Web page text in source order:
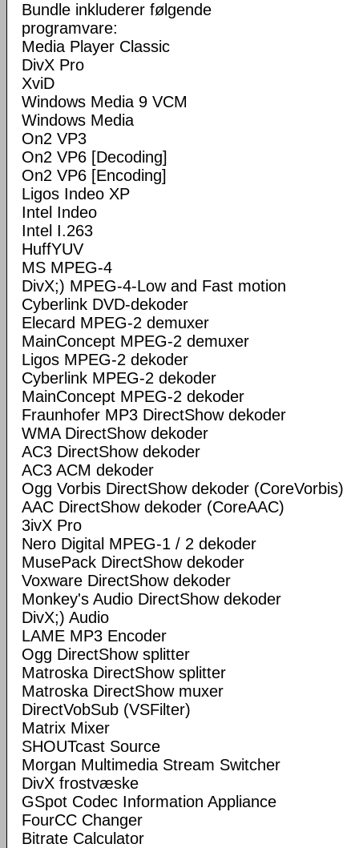
Bundle inkluderer følgende
programvare:
Media Player Classic
DivX Pro
XviD
Windows Media 9 VCM
Windows Media
On2 VP3
On2 VP6 [Decoding]
On2 VP6 [Encoding]
Ligos Indeo XP
Intel Indeo
Intel I.263
HuffYUV
MS MPEG-4
DivX;) MPEG-4-Low and Fast motion
Cyberlink DVD-dekoder
Elecard MPEG-2 demuxer
MainConcept MPEG-2 demuxer
Ligos MPEG-2 dekoder
Cyberlink MPEG-2 dekoder
MainConcept MPEG-2 dekoder
Fraunhofer MP3 DirectShow dekoder
WMA DirectShow dekoder
AC3 DirectShow dekoder
AC3 ACM dekoder
Ogg Vorbis DirectShow dekoder (CoreVorbis)
AAC DirectShow dekoder (CoreAAC)
3ivX Pro
Nero Digital MPEG-1 / 2 dekoder
MusePack DirectShow dekoder
Voxware DirectShow dekoder
Monkey's Audio DirectShow dekoder
DivX;) Audio
LAME MP3 Encoder
Ogg DirectShow splitter
Matroska DirectShow splitter
Matroska DirectShow muxer
DirectVobSub (VSFilter)
Matrix Mixer
SHOUTcast Source
Morgan Multimedia Stream Switcher
DivX frostvæske
GSpot Codec Information Appliance
FourCC Changer
Bitrate Calculator